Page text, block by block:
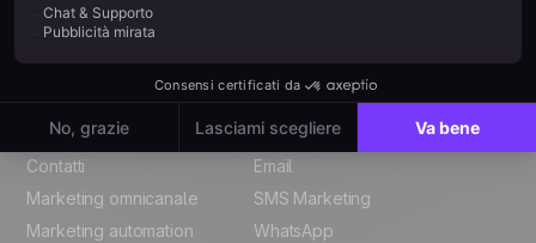
Via San Quintino 3 - 10121- Torino - Italia
Italian
English
French
Funzionalità
Contatti
Marketing omnicanale
Marketing automation
Canali
Email
SMS Marketing
WhatsApp